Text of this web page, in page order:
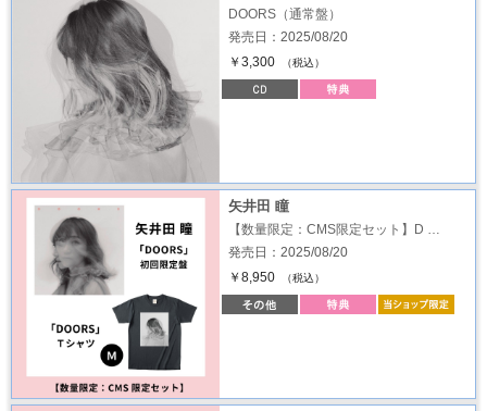
DOORS（通常盤）
発売日：2025/08/20
￥3,300
（税込）
矢井田 瞳
【数量限定：CMS限定セット】D …
発売日：2025/08/20
￥8,950
（税込）